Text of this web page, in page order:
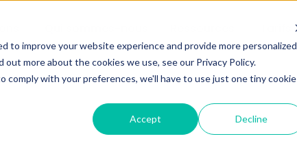
to improve your website experience and provide more personalized
more about the cookies we use, see our Privacy Policy.
with your preferences, we'll have to use just one tiny cookie
Accept Decline